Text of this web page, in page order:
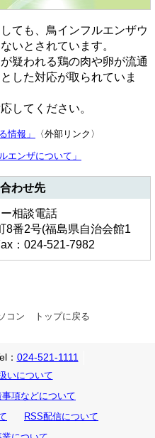
ても、鳥インフルエンザウ
いとされています。
疑われる鶏の肉や卵が流通
した対応が取られていま
してください。
情報」 〈外部リンク〉
エンザについて」
わせ先
相談電話
8番2号(福島県自治会館1
：024-521-7982
コン トップに戻る
： 024-521-1111
いについて
項などについて
RSS配信について